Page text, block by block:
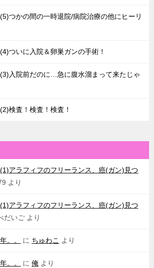
つかの間の一時退院/病院治療の他にヒーリ
ついに入院＆卵巣ガンの手術！
入院前だのに…急に腹水溜まって来たじゃ
検査！検査！検査！
アラフィフのフリーランス、癌(ガン)見つ
より
アラフィフのフリーランス、癌(ガン)見つ
だいご より
。。 に ちゅわこ より
。。 に 俺 より